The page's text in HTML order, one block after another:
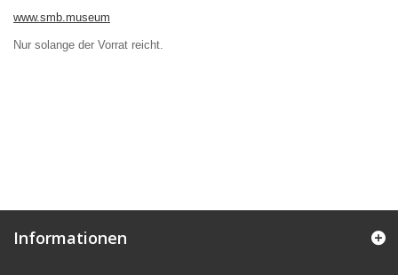
www.smb.museum
Nur solange der Vorrat reicht.
Informationen